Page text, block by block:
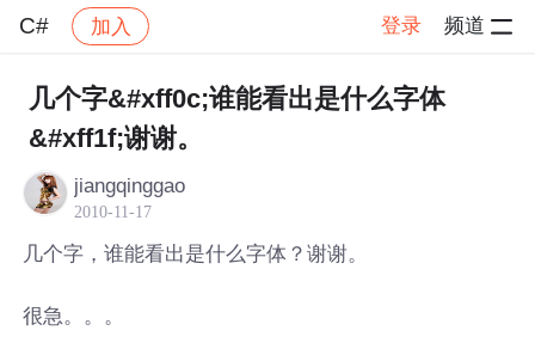
C# 加入 登录 频道
社区 C# 帖子详情
几个字&#xff0c;谁能看出是什么字体
&#xff1f;谢谢。
jiangqinggao
2010-11-17
几个字，谁能看出是什么字体？谢谢。
很急。。。